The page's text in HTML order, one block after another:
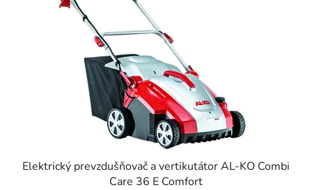
Elektrický prevzdušňovač a vertikutátor AL-KO Combi
Care 36 E Comfort